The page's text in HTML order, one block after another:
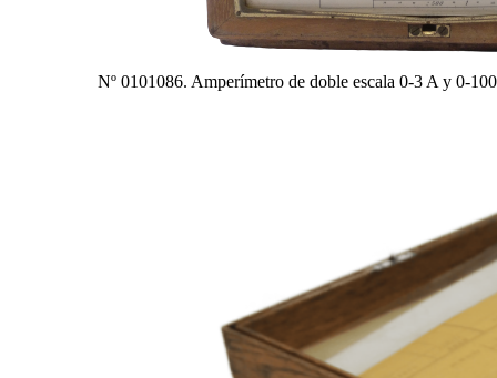
Nº 0101086. Amperímetro de doble escala 0-3 A y 0-